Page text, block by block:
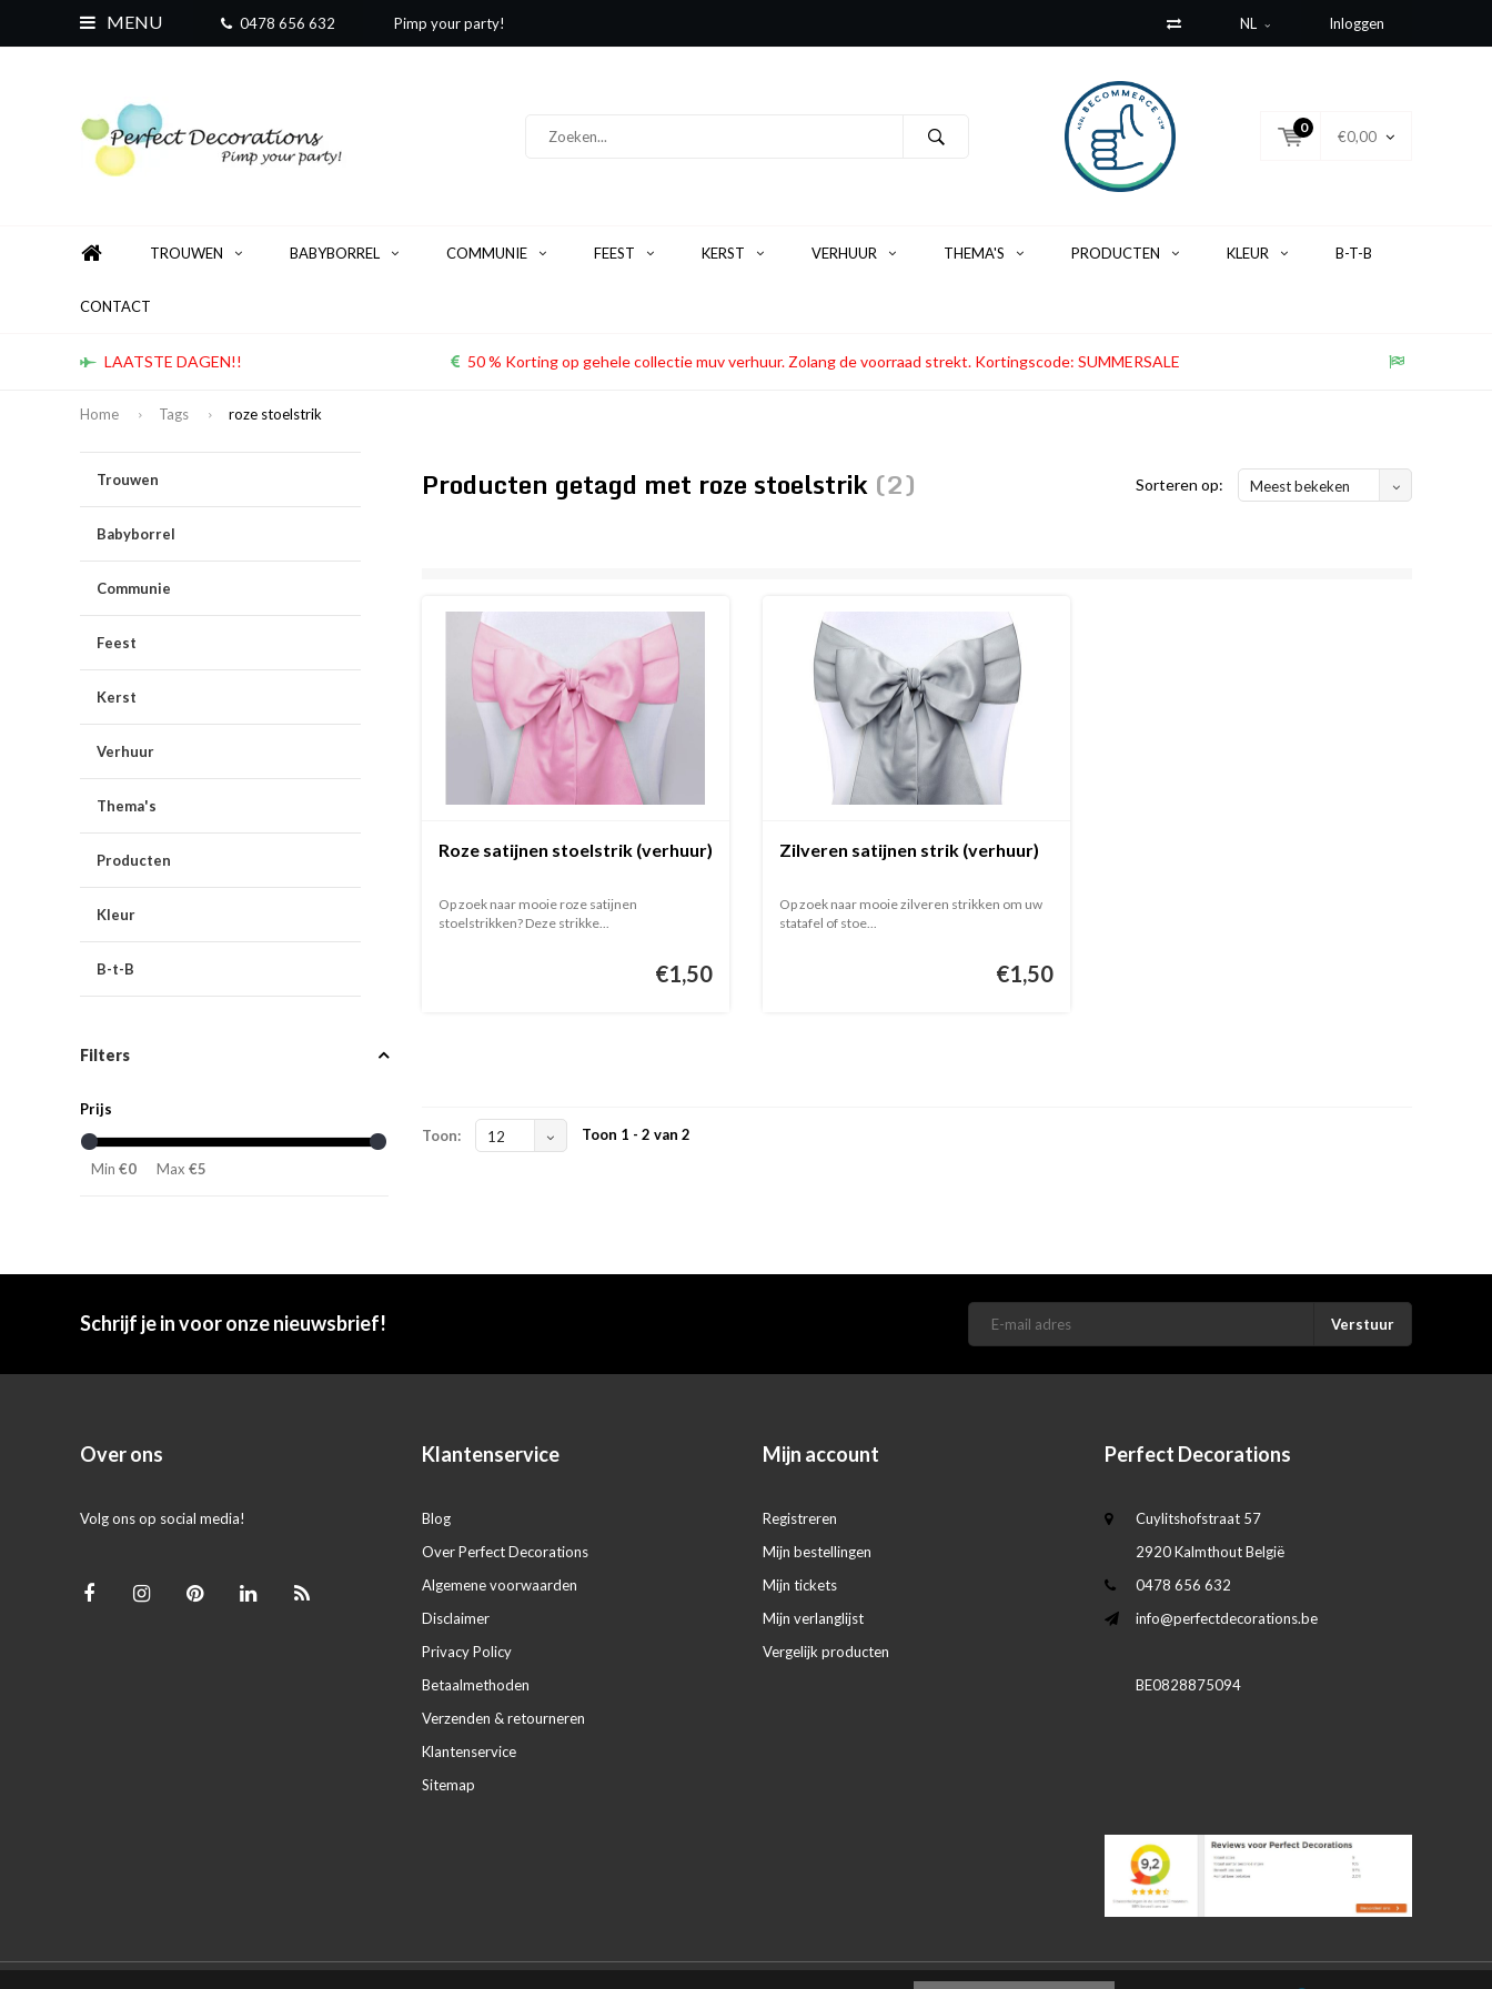
MENU 0478 656 632 Pimp your party! NL Inloggen
0
€0,00
TROUWEN BABYBORREL COMMUNIE FEEST KERST VERHUUR THEMA'S PRODUCTEN KLEUR B-T-B
CONTACT
LAATSTE DAGEN!! 50 % Korting op gehele collectie muv verhuur. Zolang de voorraad strekt. Kortingscode: SUMMERSALE
Home Tags roze stoelstrik
Trouwen
Babyborrel
Communie
Feest
Kerst
Verhuur
Thema's
Producten
Kleur
B-t-B
Filters
Prijs
Min €0 Max €5
Producten getagd met roze stoelstrik (2) Sorteren op: Meest bekeken
Roze satijnen stoelstrik (verhuur)
Op zoek naar mooie roze satijnen
stoelstrikken? Deze strikke...
€1,50
Zilveren satijnen strik (verhuur)
Op zoek naar mooie zilveren strikken om uw
statafel of stoe...
€1,50
Toon: 12 Toon 1 - 2 van 2
Schrijf je in voor onze nieuwsbrief! Verstuur
Over ons
Volg ons op social media!
Klantenservice
Blog
Over Perfect Decorations
Algemene voorwaarden
Disclaimer
Privacy Policy
Betaalmethoden
Verzenden & retourneren
Klantenservice
Sitemap
Mijn account
Registreren
Mijn bestellingen
Mijn tickets
Mijn verlanglijst
Vergelijk producten
Perfect Decorations
Cuylitshofstraat 57
2920 Kalmthout België
0478 656 632
info@perfectdecorations.be
BE0828875094